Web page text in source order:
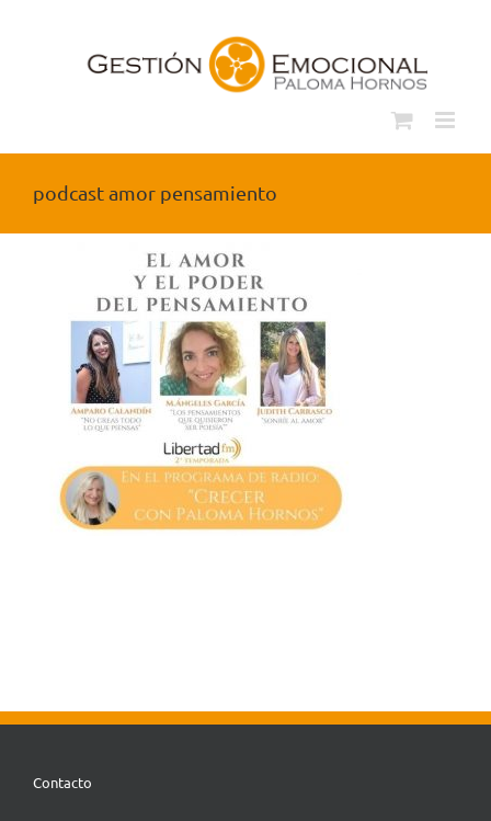
podcast amor pensamiento
Contacto